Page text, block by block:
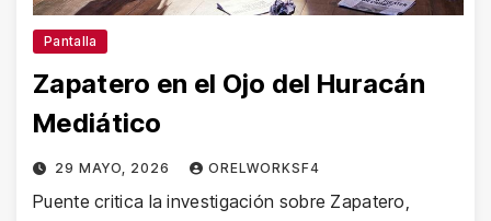
Pantalla
Zapatero en el Ojo del Huracán
Mediático
29 MAYO, 2026 ORELWORKSF4
Puente critica la investigación sobre Zapatero,